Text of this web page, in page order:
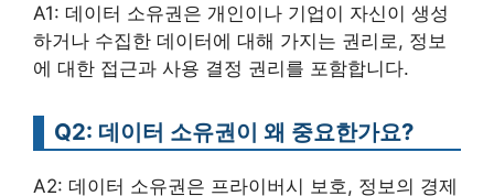
A1: 데이터 소유권은 개인이나 기업이 자신이 생성
하거나 수집한 데이터에 대해 가지는 권리로, 정보
에 대한 접근과 사용 결정 권리를 포함합니다.
Q2: 데이터 소유권이 왜 중요한가요?
A2: 데이터 소유권은 프라이버시 보호, 정보의 경제